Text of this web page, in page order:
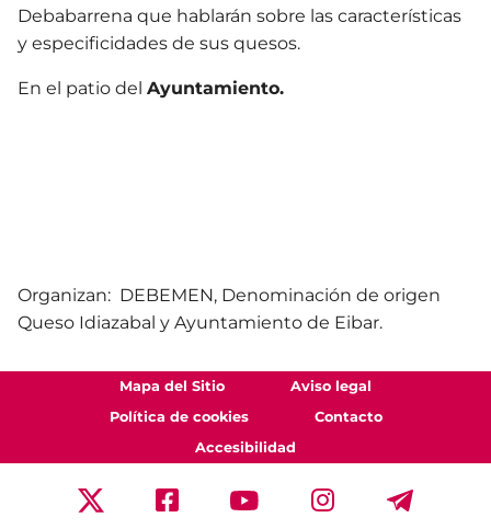
Debabarrena que hablarán sobre las características
y especificidades de sus quesos.
En el patio del Ayuntamiento.
Organizan: DEBEMEN, Denominación de origen
Queso Idiazabal y Ayuntamiento de Eibar.
Mapa del Sitio
Aviso legal
Política de cookies
Contacto
Accesibilidad